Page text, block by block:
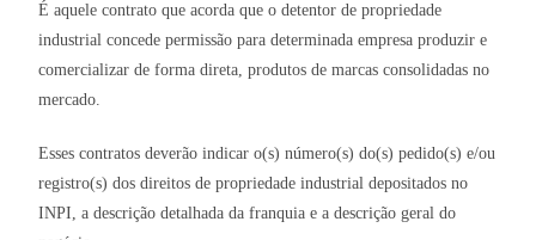
É aquele contrato que acorda que o detentor de propriedade
industrial concede permissão para determinada empresa produzir e
comercializar de forma direta, produtos de marcas consolidadas no
mercado.
Esses contratos deverão indicar o(s) número(s) do(s) pedido(s) e/ou
registro(s) dos direitos de propriedade industrial depositados no
INPI, a descrição detalhada da franquia e a descrição geral do